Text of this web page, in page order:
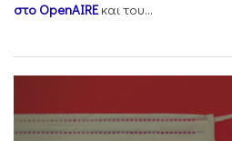
στο OpenAIRE και του...